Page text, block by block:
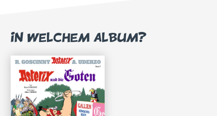
IN WELCHEM ALBUM?